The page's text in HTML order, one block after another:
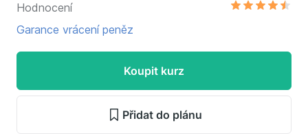
Hodnocení
Garance vrácení peněz
Koupit kurz
Přidat do plánu